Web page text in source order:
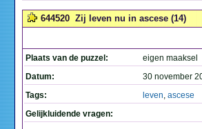
644520 Zij leven nu in ascese (14)
Plaats van de puzzel:
eigen maaksel
Datum:
30 november
Tags:
leven, ascese
Gelijkluidende vragen: